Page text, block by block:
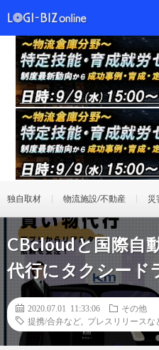
独自取材 物流施設/不動産 災
CBcloudと国際自
代行にタクシード
2020.07.01 11:33:06
その他
提携/合弁など
プレスリリースな